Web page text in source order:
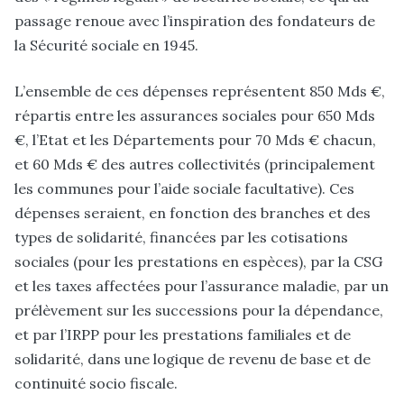
passage renoue avec l’inspiration des fondateurs de
la Sécurité sociale en 1945.
L’ensemble de ces dépenses représentent 850 Mds €,
répartis entre les assurances sociales pour 650 Mds
€, l’Etat et les Départements pour 70 Mds € chacun,
et 60 Mds € des autres collectivités (principalement
les communes pour l’aide sociale facultative). Ces
dépenses seraient, en fonction des branches et des
types de solidarité, financées par les cotisations
sociales (pour les prestations en espèces), par la CSG
et les taxes affectées pour l’assurance maladie, par un
prélèvement sur les successions pour la dépendance,
et par l’IRPP pour les prestations familiales et de
solidarité, dans une logique de revenu de base et de
continuité socio fiscale.